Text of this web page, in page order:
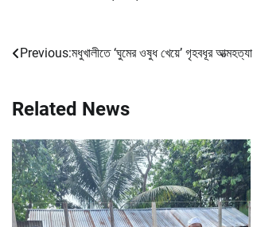
Post
Previous:মধুখালীতে ‘ঘুমের ওষুধ খেয়ে’ গৃহবধূর আত্মহত্যা
Related News